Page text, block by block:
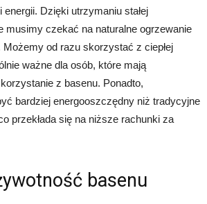
Dzięki utrzymaniu stałej
musimy czekać na naturalne ogrzewanie
Możemy od razu skorzystać z ciepłej
ważne dla osób, które mają
z basenu. Ponadto,
bardziej energooszczędny niż tradycyjne
przekłada się na niższe rachunki za
basenu